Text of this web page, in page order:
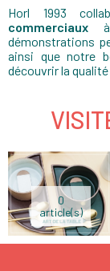
Horl 1993
commerciaux à
démonstrations
ainsi que notre
découvrir la
0
article(s)